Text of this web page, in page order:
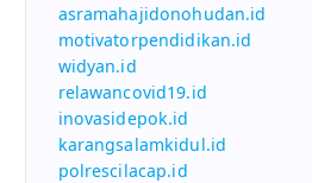
asramahajidonohudan.id
motivatorpendidikan.id
widyan.id
relawancovid19.id
inovasidepok.id
karangsalamkidul.id
polrescilacap.id